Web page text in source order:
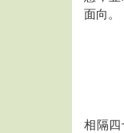
面向。
相隔四